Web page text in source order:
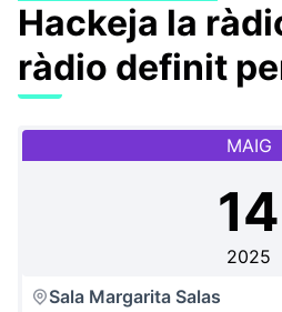
Hackeja la
ràdio definit
MAIG
14
2025
Sala Margarita Salas